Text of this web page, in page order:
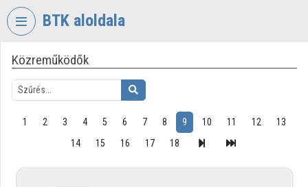
Fejléc kihagyása
BTK aloldala
VIDEOTORIUM
BÖLCSÉSZETTUDOMÁNYI
KUTATÓKÖZPONT
Intézményi kezdőlap
Bejelentkezés
Közreműködők
1 2 3 4 5 6 7 8 9 10 11 12
13
14
15 16 17 18